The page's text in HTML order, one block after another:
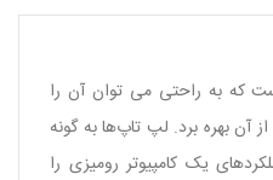
که به راحتی می توان آن را
آن بهره برد. لپ ‌تاپ‌ها به گونه
یک کامپیوتر رومیزی را